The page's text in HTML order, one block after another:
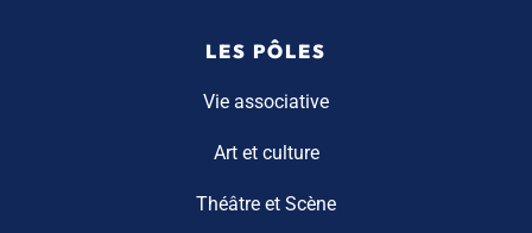
LES PÔLES
Vie associative
Art et culture
Théâtre et Scène